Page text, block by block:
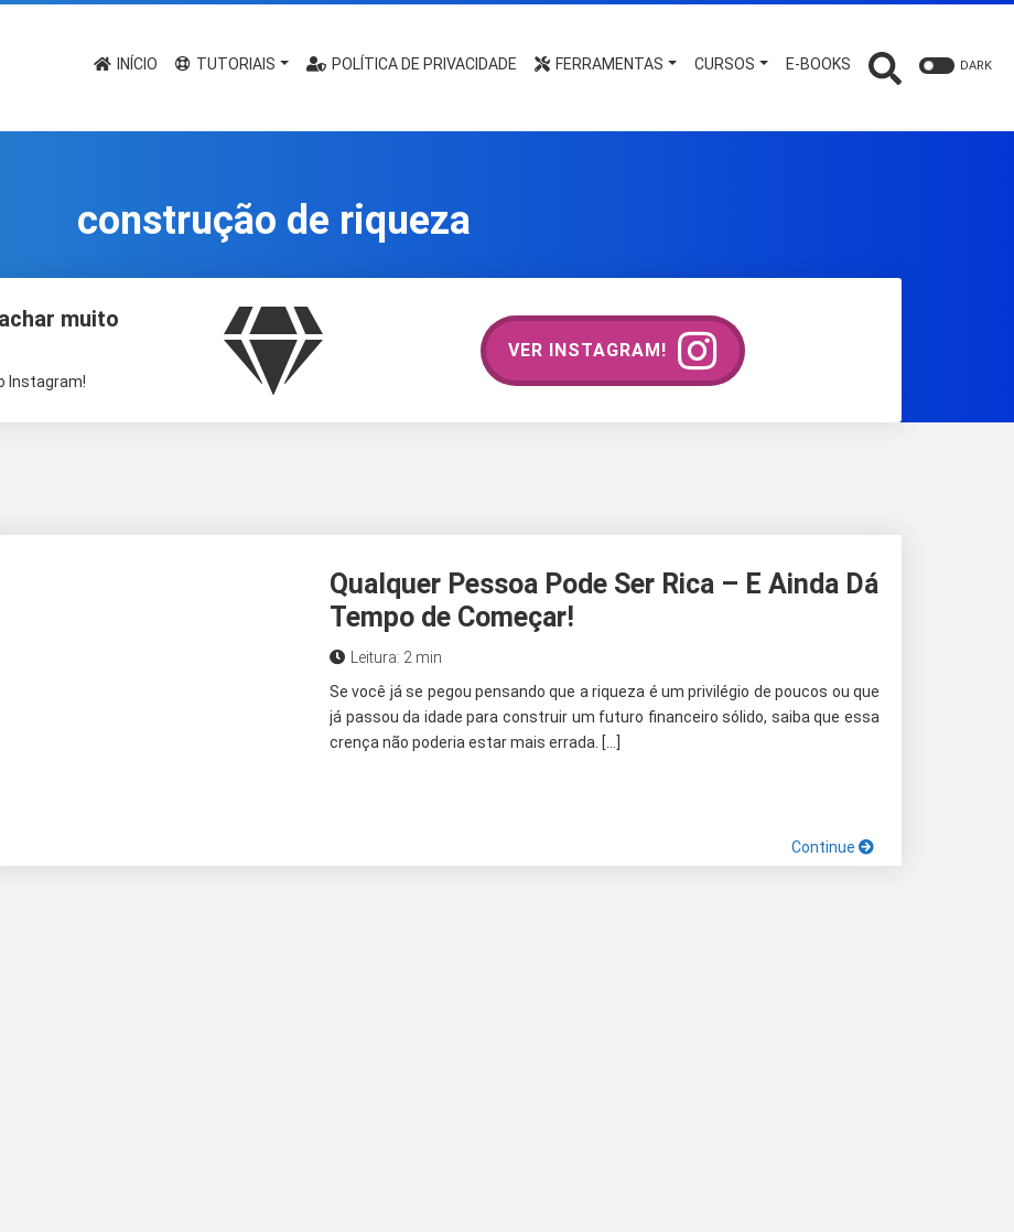
INÍCIO TUTORIAIS POLÍTICA DE PRIVACIDADE FERRAMENTAS CURSOS E-BOOKS DARK
construção de riqueza
muito
Instagram!
VER INSTAGRAM!
Qualquer Pessoa Pode Ser Rica – E Ainda Dá
Tempo de Começar!
Leitura: 2 min
Se você já se pegou pensando que a riqueza é um privilégio de poucos ou que
já passou da idade para construir um futuro financeiro sólido, saiba que essa
crença não poderia estar mais errada. […]
Continue